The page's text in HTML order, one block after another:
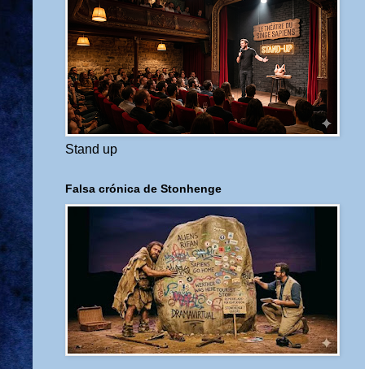
Stand up
Falsa crónica de Stonhenge